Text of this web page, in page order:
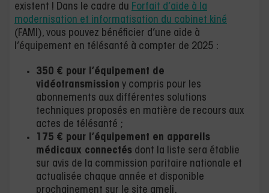
existent ! Dans le cadre du Forfait d’aide à la
modernisation et informatisation du cabinet kiné
(FAMI), vous pouvez bénéficier d’une aide à
l’équipement en télésanté à compter de 2025 :
350 € pour l’équipement de
vidéotransmission y compris pour les
abonnements aux différentes solutions
techniques proposés en matière de recours aux
actes de télésanté ;
175 € pour l’équipement en appareils
médicaux connectés dont la liste sera établie
sur avis de la commission paritaire nationale et
actualisée chaque année et disponible
prochainement sur le site ameli.